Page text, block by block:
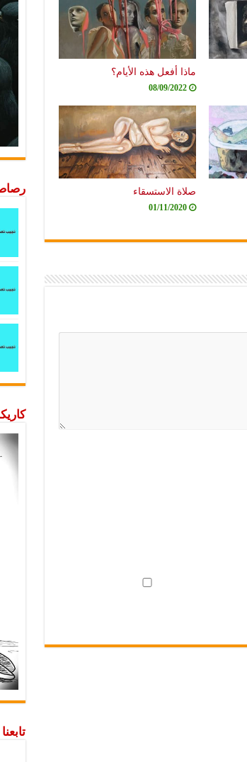
ماذا أفعل هذه الأيام؟
08/09/2022
صلاة الاستسقاء
01/11/2020